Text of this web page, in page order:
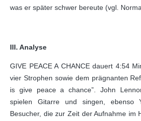
was er später schwer bereute (vgl.
III. Analyse
GIVE PEACE A CHANCE dauert 4:54
vier Strophen sowie dem prägnanten
is give peace a chance”. John
spielen Gitarre und singen, ebenso
Besucher, die zur Zeit der Aufnahme im